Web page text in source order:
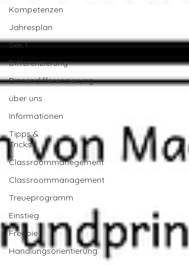
Kompetenzen
Jahresplan
Sek 1
Differenzierung
Binnendifferenzierung
über uns
Informationen
Tipps &
Tricks
Classroommanegement
Classroommanagement
Treueprogramm
Einstieg
Freebie
Handlungsorientierung